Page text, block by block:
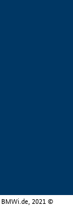
BMWi.de, 2021 ©